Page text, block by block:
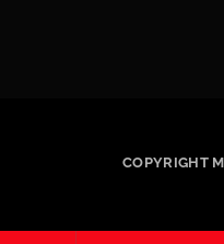
COPYRIGHT